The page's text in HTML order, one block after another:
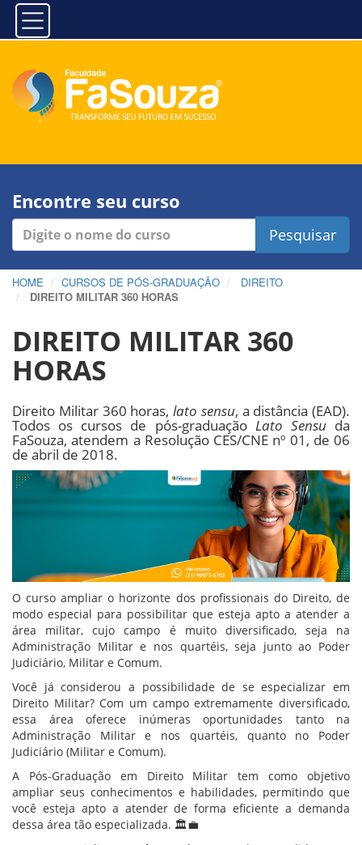
Encontre seu curso
Pesquisar
HOME CURSOS DE PÓS-GRADUAÇÃO
DIREITO
DIREITO MILITAR 360 HORAS
DIREITO MILITAR 360
HORAS
Direito Militar 360 horas, lato sensu, a distância (EAD).
Todos os cursos de pós-graduação Lato Sensuda
FaSouza, atendem a Resolução CES/CNE nº 01, de 06
de abril de 2018.
O curso ampliar o horizonte dos profissionais do Direito, de
modo especial para possibilitar que esteja apto a atender a
área militar, cujo campo é muito diversificado, seja na
Administração Militar e nos quartéis, seja junto ao Poder
Judiciário, Militar e Comum.
Você já considerou a possibilidade de se especializar em
Direito Militar? Com um campo extremamente diversificado,
essa área oferece inúmeras oportunidades tanto na
Administração Militar e nos quartéis, quanto no Poder
Judiciário (Militar e Comum).
A Pós-Graduação em Direito Militar tem como objetivo
ampliar seus conhecimentos e habilidades, permitindo que
você esteja apto a atender de forma eficiente a demanda
dessa área tão especializada. 🏛️💼